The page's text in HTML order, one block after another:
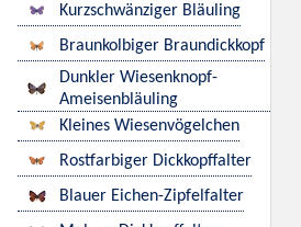
Kurzschwänziger Bläuling
Braunkolbiger Braundickkopf
Dunkler Wiesenknopf-
Ameisenbläuling
Kleines Wiesenvögelchen
Rostfarbiger Dickkopffalter
Blauer Eichen-Zipfelfalter